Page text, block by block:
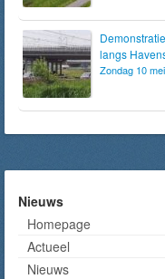
langs
Zondag 10
Nieuws
Homepage
Actueel
Nieuws